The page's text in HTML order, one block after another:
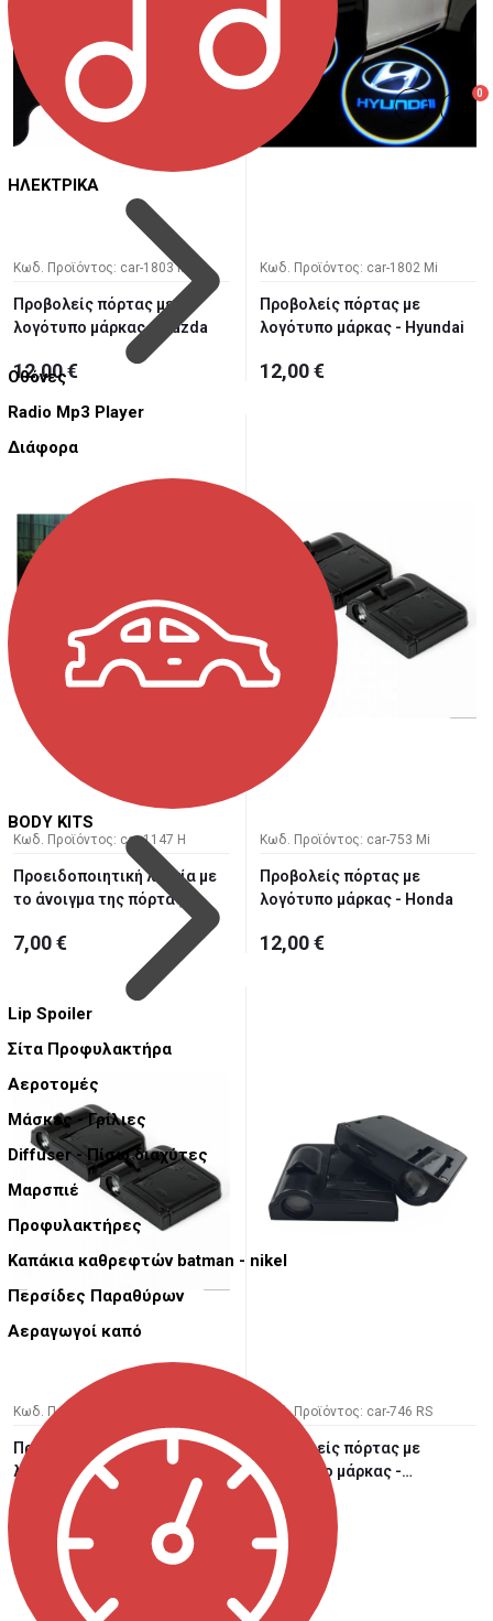
ΗΛΕΚΤΡΙΚΑ
Οθόνες
Radio Mp3 Player
Διάφορα
BODY KITS
Lip Spoiler
Σίτα Προφυλακτήρα
Αεροτομές
Μάσκες - Γρίλιες
Diffuser - Πίσω διαχύτες
Μαρσπιέ
Προφυλακτήρες
Καπάκια καθρεφτών batman - nikel
Περσίδες Παραθύρων
Αεραγωγοί καπό
0
Κωδ. Προϊόντος: car-1803 Mi
Προβολείς πόρτας με
λογότυπο μάρκας - Mazda
12,00 €
Κωδ. Προϊόντος: car-1802 Mi
Προβολείς πόρτας με
λογότυπο μάρκας - Hyundai
12,00 €
Κωδ. Προϊόντος: car-1147 H
Προειδοποιητική λυχνία με
το άνοιγμα της πόρτας
7,00 €
Κωδ. Προϊόντος: car-753 Mi
Προβολείς πόρτας με
λογότυπο μάρκας - Honda
12,00 €
Κωδ. Προϊόντος: car-750 RS
Προβολείς πόρτας με
λογότυπο μάρκας - Opel
12,00 €
Κωδ. Προϊόντος: car-746 RS
Προβολείς πόρτας με
λογότυπο μάρκας -
Mercedes-Ben...
12,00 €